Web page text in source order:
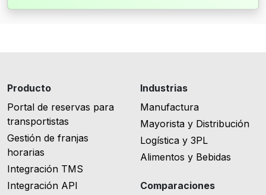
Producto
Portal de reservas para
transportistas
Gestión de franjas
horarias
Integración TMS
Integración API
Industrias
Manufactura
Mayorista y Distribución
Logística y 3PL
Alimentos y Bebidas
Comparaciones